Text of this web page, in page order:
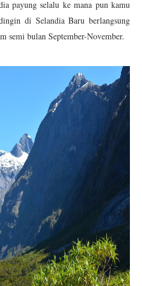
payung selalu ke mana pun kamu
di Selandia Baru berlangsung
semi bulan September-November.